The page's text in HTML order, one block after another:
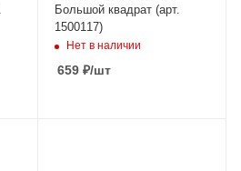
Большой квадрат (арт.
1500117)
Нет в наличии
659₽/шт